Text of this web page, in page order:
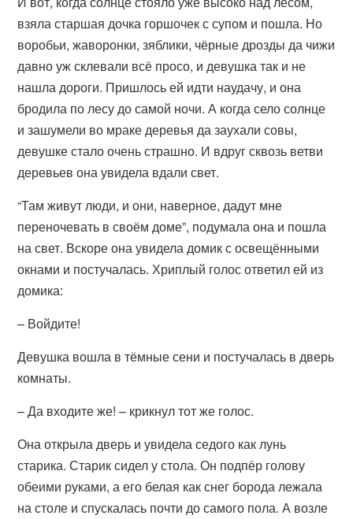
взяла старшая дочка горшочек с супом и пошла. Но
воробьи, жаворонки, зяблики, чёрные дрозды да чижи
давно уж склевали всё просо, и девушка так и не
нашла дороги. Пришлось ей идти наудачу, и она
бродила по лесу до самой ночи. А когда село солнце
и зашумели во мраке деревья да заухали совы,
девушке стало очень страшно. И вдруг сквозь ветви
деревьев она увидела вдали свет.
“Там живут люди, и они, наверное, дадут мне
переночевать в своём доме”, подумала она и пошла
на свет. Вскоре она увидела домик с освещёнными
окнами и постучалась. Хриплый голос ответил ей из
домика:
– Войдите!
Девушка вошла в тёмные сени и постучалась в дверь
комнаты.
– Да входите же! – крикнул тот же голос.
Она открыла дверь и увидела седого как лунь
старика. Старик сидел у стола. Он подпёр голову
обеими руками, а его белая как снег борода лежала
на столе и спускалась почти до самого пола. А возле